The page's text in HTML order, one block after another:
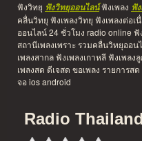
ฟังวิทยุ ฟังวิทยุออนไลน์ฟังเพลง ฟั
คลื่นวิทยุ ฟังเพลงวิทยุ ฟังเพลงต่อเ
ออนไลน์ 24 ชั่วโมง radio online
สถานีเพลงเพราะ รวมคลื่นวิทยุออ
เพลงสากล ฟังเพลงเกาหลี ฟังเพล
เพลงสด ดีเจสด ขอเพลง รายการ
จอ ios android
Radio